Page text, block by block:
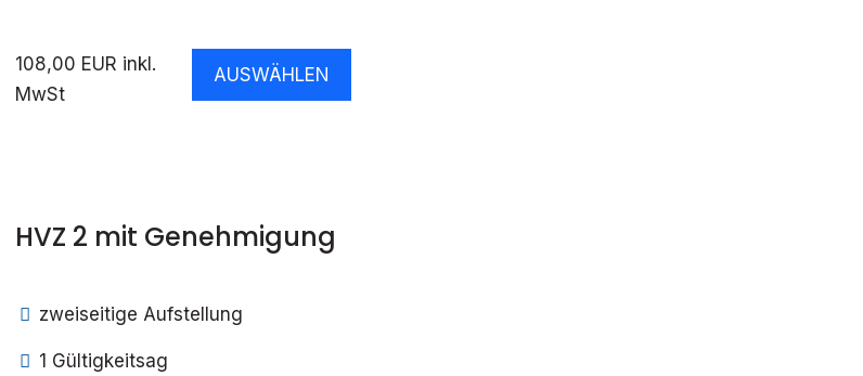
108,00 EUR inkl.
MwSt
AUSWÄHLEN
HVZ 2 mit Genehmigung
zweiseitige Aufstellung
1 Gültigkeitsag